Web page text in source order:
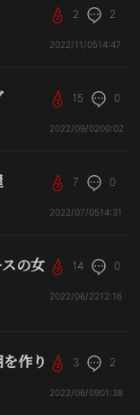
2 2
2022/11/0514:47
15 0
2022/09/0200:02
7 0
2022/07/0514:31
の女 14 0
2022/06/2212:16
作り 3 2
2022/06/0901:38